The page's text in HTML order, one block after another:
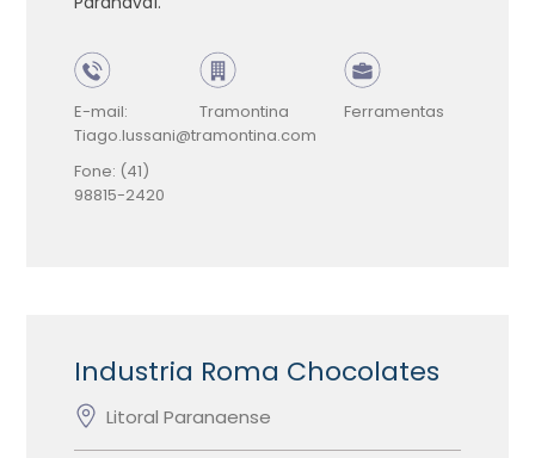
E-mail:
Tiago.lussani@tramontina.com
Fone: (41)
98815-2420
Tramontina Ferramentas
Industria Roma Chocolates
Litoral Paranaense